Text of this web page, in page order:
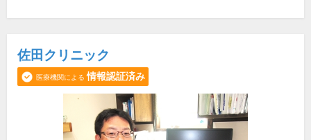
佐田クリニック
医療機関による 情報認証済み